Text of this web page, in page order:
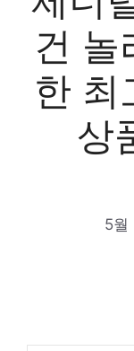
건 놀
한 최
상
5월